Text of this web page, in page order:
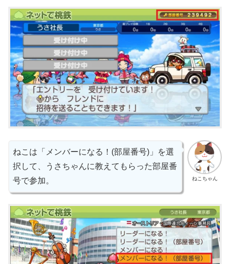
ねこちゃん
ねこは「メンバーになる！(部屋番号)」を選
択して、うさちゃんに教えてもらった部屋番
号で参加。